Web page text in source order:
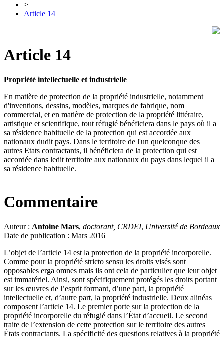
>
Article 14
Article 14
Propriété intellectuelle et industrielle
En matière de protection de la propriété industrielle, notamment
d'inventions, dessins, modèles, marques de fabrique, nom
commercial, et en matière de protection de la propriété littéraire,
artistique et scientifique, tout réfugié bénéficiera dans le pays où il a
sa résidence habituelle de la protection qui est accordée aux
nationaux dudit pays. Dans le territoire de l'un quelconque des
autres Etats contractants, il bénéficiera de la protection qui est
accordée dans ledit territoire aux nationaux du pays dans lequel il a
sa résidence habituelle.
Commentaire
Auteur : Antoine Mars, doctorant, CRDEI, Université de Bordeaux
Date de publication : Mars 2016
L’objet de l’article 14 est la protection de la propriété incorporelle.
Comme pour la propriété stricto sensu les droits visés sont
opposables erga omnes mais ils ont cela de particulier que leur objet
est immatériel. Ainsi, sont spécifiquement protégés les droits portant
sur les œuvres de l’esprit formant, d’une part, la propriété
intellectuelle et, d’autre part, la propriété industrielle. Deux alinéas
composent l’article 14. Le premier porte sur la protection de la
propriété incorporelle du réfugié dans l’État d’accueil. Le second
traite de l’extension de cette protection sur le territoire des autres
États contractants. La spécificité des questions relatives à la propriété